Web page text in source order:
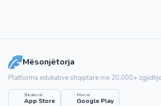
Mësonjëtorja
Platforma edukative shqiptare me 20,000+
Shkarko në
App Store
Merr në
Google Play